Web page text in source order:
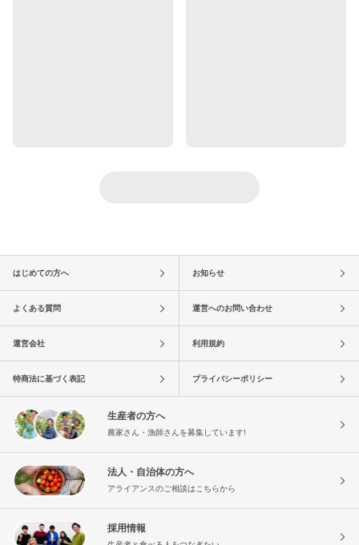
はじめての方へ お知らせ
よくある質問 運営へのお問い合わせ
運営会社 利用規約
特商法に基づく表記 プライバシーポリシー
生産者の方へ
農家さん・漁師さんを募集しています!
法人・自治体の方へ
アライアンスのご相談はこちらから
採用情報